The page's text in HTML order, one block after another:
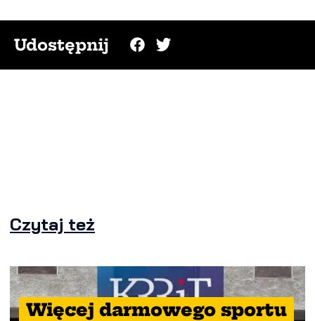
Udostępnij
Czytaj też
Więcej darmowego sportu